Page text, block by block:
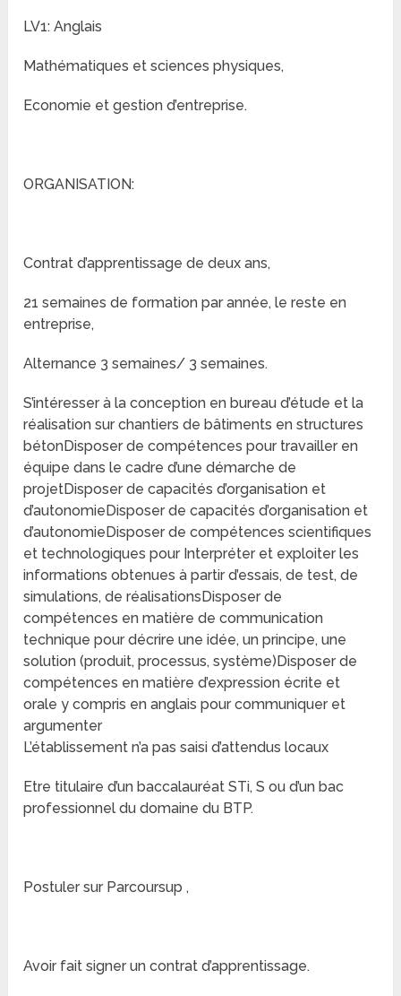
LV1: Anglais
Mathématiques et sciences physiques,
Economie et gestion d’entreprise.
ORGANISATION:
Contrat d’apprentissage de deux ans,
21 semaines de formation par année, le reste en
entreprise,
Alternance 3 semaines/ 3 semaines.
S’intéresser à la conception en bureau d’étude et la
réalisation sur chantiers de bâtiments en structures
bétonDisposer de compétences pour travailler en
équipe dans le cadre d’une démarche de
projetDisposer de capacités d’organisation et
d’autonomieDisposer de capacités d’organisation et
d’autonomieDisposer de compétences scientifiques
et technologiques pour Interpréter et exploiter les
informations obtenues à partir d’essais, de test, de
simulations, de réalisationsDisposer de
compétences en matière de communication
technique pour décrire une idée, un principe, une
solution (produit, processus, système)Disposer de
compétences en matière d’expression écrite et
orale y compris en anglais pour communiquer et
argumenter
L’établissement n’a pas saisi d’attendus locaux
Etre titulaire d’un baccalauréat STi, S ou d’un bac
professionnel du domaine du BTP.
Postuler sur Parcoursup ,
Avoir fait signer un contrat d’apprentissage.